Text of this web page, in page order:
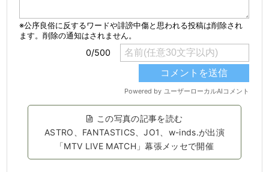
この写真の記事を読む
ASTRO、FANTASTICS、JO1、w-inds.が出演
「MTV LIVE MATCH」幕張メッセで開催